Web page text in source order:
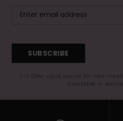
SUBSCRIBE
(*) Offer valid online for new
available in